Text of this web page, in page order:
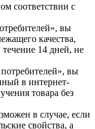
соответствии с
вы
качества,
14 дней, не
вы
в интернет-
товара без
в случае, если
свойства, а